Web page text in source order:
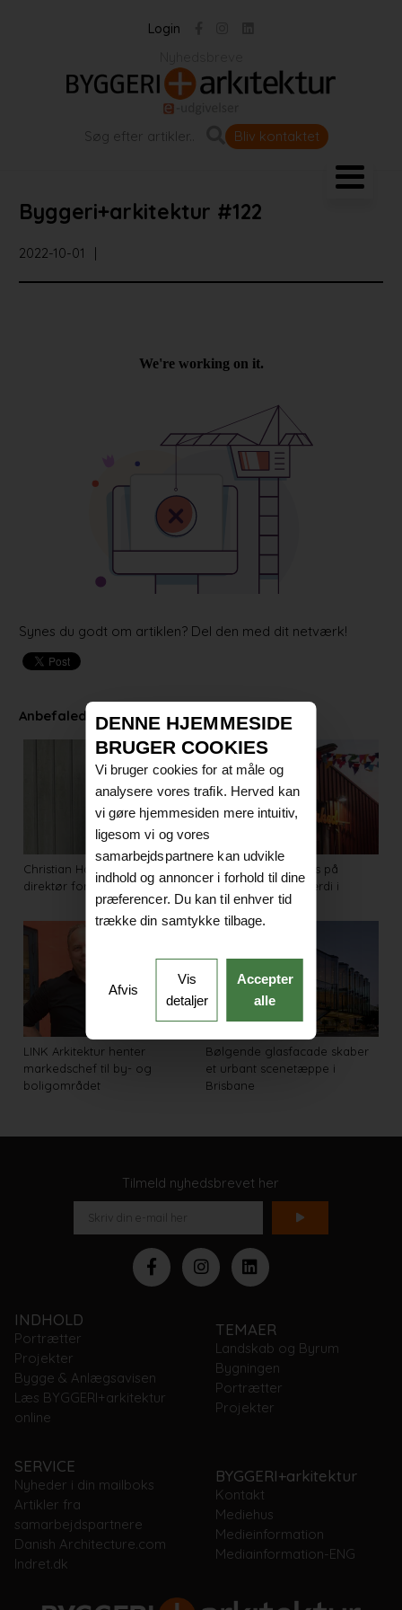
Login
Bliv kontaktet
Bygningen
Projekter
Byggeri+arkitektur #122
2022-10-01
Synes du godt om artiklen? Del den med dit netværk!
Anbefalede artikler
Christian Hanak bliver ny
direktør for Træinformation
Festival sætter fokus på
kreative miljøers værdi i
byudvikling
LINK Arkitektur henter
markedschef til by- og
boligområdet
Bølgende glasfacade skaber
et urbant scenetæppe i
Brisbane
Tilmeld nyhedsbrevet her
INDHOLD
Portrætter
Projekter
Bygge & Anlægsavisen
Læs BYGGERI+arkitektur
online
TEMAER
Landskab og Byrum
Bygningen
Portrætter
Projekter
SERVICE
Nyheder i din mailboks
Artikler fra
samarbejdspartnere
Danish Architecture.com
Indret.dk
BYGGERI+arkitektur
Kontakt
Mediehus
Medieinformation
Mediainformation-ENG
DENNE HJEMMESIDE
BRUGER COOKIES
Vi bruger cookies for at måle og
analysere vores trafik. Herved kan
vi gøre hjemmesiden mere intuitiv,
ligesom vi og vores
samarbejdspartnere kan udvikle
indhold og annoncer i forhold til dine
præferencer. Du kan til enhver tid
trække din samtykke tilbage.
Afvis
Vis
detaljer
Accepter
alle